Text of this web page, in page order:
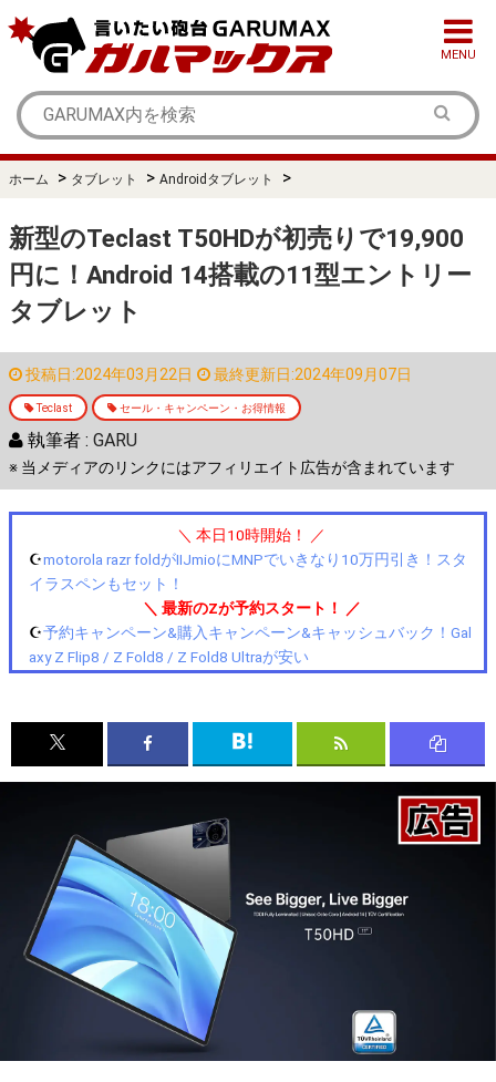
MENU
ホーム > タブレット > Androidタブレット >
新型のTeclast T50HDが初売りで19,900
円に！Android 14搭載の11型エントリー
タブレット
投稿日:2024年03月22日 最終更新日:2024年09月07日
Teclast セール・キャンペーン・お得情報
執筆者 : GARU
※ 当メディアのリンクにはアフィリエイト広告が含まれています
＼ 本日10時開始！ ／
☪️motorola razr foldがIIJmioにMNPでいきなり10万円引き！スタ
イラスペンもセット！
＼ 最新のZが予約スタート！ ／
☪️予約キャンペーン&購入キャンペーン&キャッシュバック！Gal
axy Z Flip8 / Z Fold8 / Z Fold8 Ultraが安い